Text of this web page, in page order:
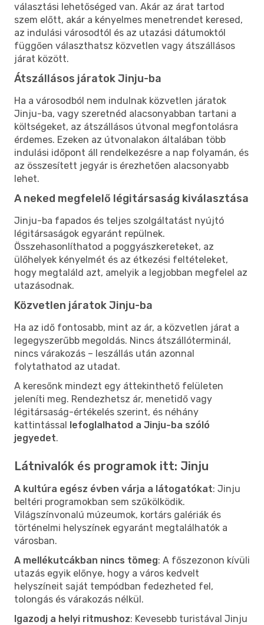
választási lehetőséged van. Akár az árat tartod
szem előtt, akár a kényelmes menetrendet keresed,
az indulási városodtól és az utazási dátumoktól
függően választhatsz közvetlen vagy átszállásos
járat között.
Átszállásos járatok Jinju-ba
Ha a városodból nem indulnak közvetlen járatok
Jinju-ba, vagy szeretnéd alacsonyabban tartani a
költségeket, az átszállásos útvonal megfontolásra
érdemes. Ezeken az útvonalakon általában több
indulási időpont áll rendelkezésre a nap folyamán, és
az összesített jegyár is érezhetően alacsonyabb
lehet.
A neked megfelelő légitársaság kiválasztása
Jinju-ba fapados és teljes szolgáltatást nyújtó
légitársaságok egyaránt repülnek.
Összehasonlíthatod a poggyászkereteket, az
ülőhelyek kényelmét és az étkezési feltételeket,
hogy megtaláld azt, amelyik a legjobban megfelel az
utazásodnak.
Közvetlen járatok Jinju-ba
Ha az idő fontosabb, mint az ár, a közvetlen járat a
legegyszerűbb megoldás. Nincs átszállóterminál,
nincs várakozás – leszállás után azonnal
folytathatod az utadat.
A keresőnk mindezt egy áttekinthető felületen
jeleníti meg. Rendezhetsz ár, menetidő vagy
légitársaság-értékelés szerint, és néhány
kattintással lefoglalhatod a Jinju-ba szóló
jegyedet.
Látnivalók és programok itt: Jinju
A kultúra egész évben várja a látogatókat: Jinju
beltéri programokban sem szűkölködik.
Világszínvonalú múzeumok, kortárs galériák és
történelmi helyszínek egyaránt megtalálhatók a
városban.
A mellékutcákban nincs tömeg: A főszezonon kívüli
utazás egyik előnye, hogy a város kedvelt
helyszíneit saját tempódban fedezheted fel,
tolongás és várakozás nélkül.
Igazodj a helyi ritmushoz: Kevesebb turistával Jinju